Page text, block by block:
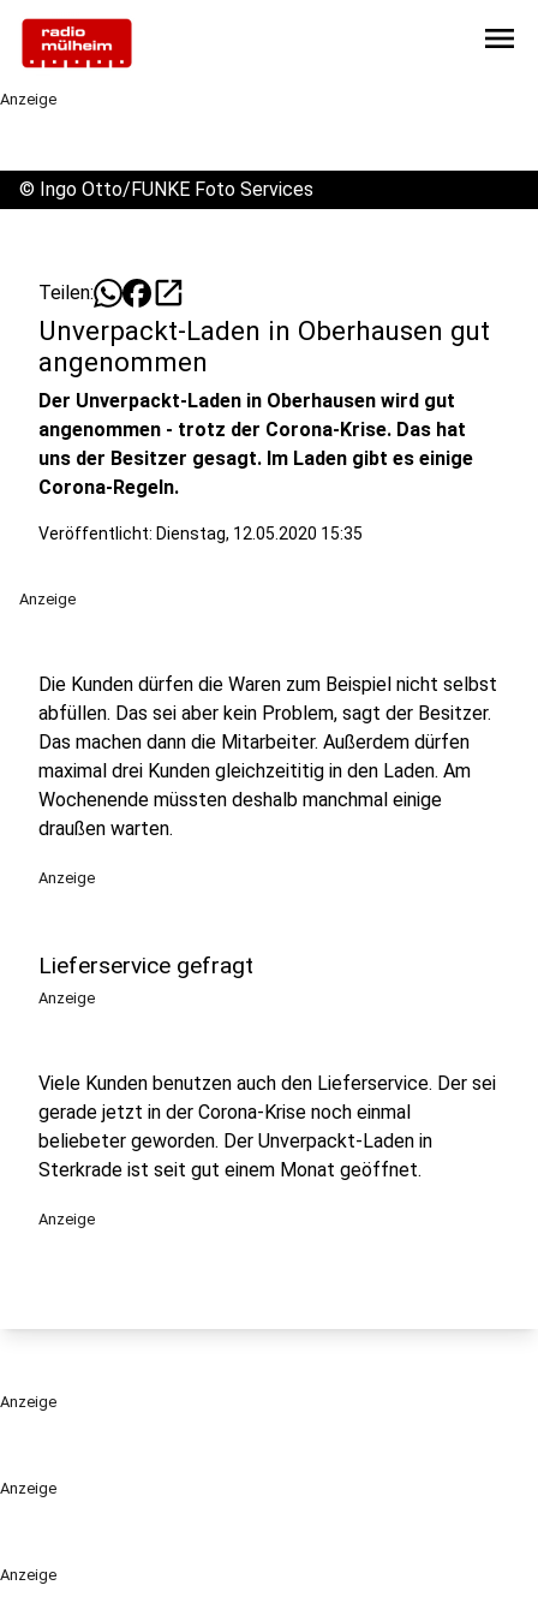
menu
Anzeige
Anzeige
Anzeige
© Ingo Otto/FUNKE Foto Services
Teilen: open_in_new
Unverpackt-Laden in Oberhausen gut
angenommen
Der Unverpackt-Laden in Oberhausen wird gut
angenommen - trotz der Corona-Krise. Das hat
uns der Besitzer gesagt. Im Laden gibt es einige
Corona-Regeln.
Veröffentlicht: Dienstag, 12.05.2020 15:35
Anzeige
Die Kunden dürfen die Waren zum Beispiel nicht selbst
abfüllen. Das sei aber kein Problem, sagt der Besitzer.
Das machen dann die Mitarbeiter. Außerdem dürfen
maximal drei Kunden gleichzeititig in den Laden. Am
Wochenende müssten deshalb manchmal einige
draußen warten.
Anzeige
Lieferservice gefragt
Anzeige
Viele Kunden benutzen auch den Lieferservice. Der sei
gerade jetzt in der Corona-Krise noch einmal
beliebeter geworden. Der Unverpackt-Laden in
Sterkrade ist seit gut einem Monat geöffnet.
Anzeige
Anzeige